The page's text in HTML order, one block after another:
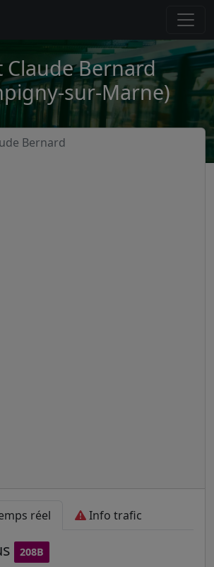
Claude Bernard
sur-Marne)
Bernard
réel Info trafic
208B